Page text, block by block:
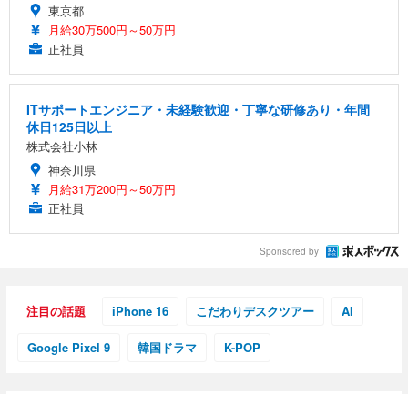
東京都
月給30万500円～50万円
正社員
ITサポートエンジニア・未経験歓迎・丁寧な研修あり・年間
休日125日以上
株式会社小林
神奈川県
月給31万200円～50万円
正社員
Sponsored by
注目の話題 iPhone 16 こだわりデスクツアー AI
Google Pixel 9 韓国ドラマ K-POP